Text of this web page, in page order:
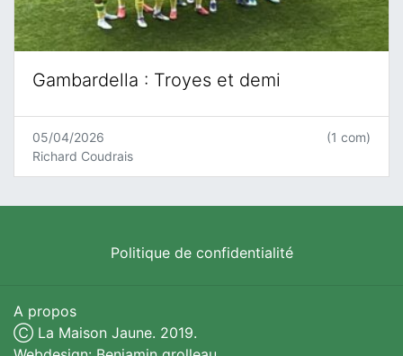
Gambardella : Troyes et demi
05/04/2026
Richard Coudrais
(1 com)
Politique de confidentialité
A propos
Ⓒ La Maison Jaune. 2019.